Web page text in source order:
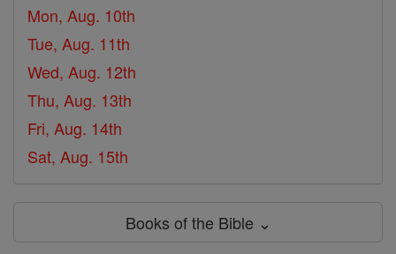
Mon, Aug. 10th
Tue, Aug. 11th
Wed, Aug. 12th
Thu, Aug. 13th
Fri, Aug. 14th
Sat, Aug. 15th
Books of the Bible ⌄